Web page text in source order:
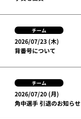
チーム
2026/07/23 (木)
背番号について
チーム
2026/07/20 (月)
角中選手 引退のお知らせ